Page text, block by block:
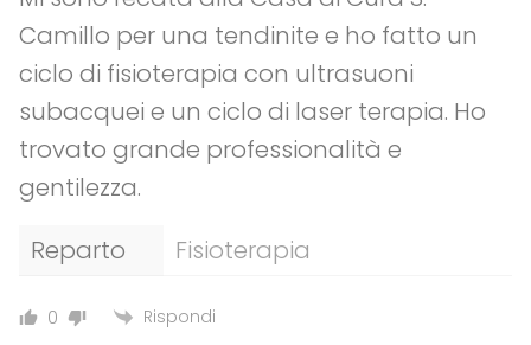
Camillo per una tendinite e ho fatto un
ciclo di fisioterapia con ultrasuoni
subacquei e un ciclo di laser terapia. Ho
trovato grande professionalità e
gentilezza.
Reparto
Fisioterapia
0 Rispondi